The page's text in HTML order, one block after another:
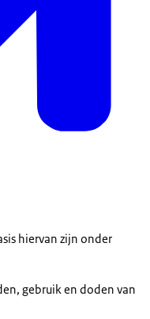
hiervan zijn onder
gebruik en doden van